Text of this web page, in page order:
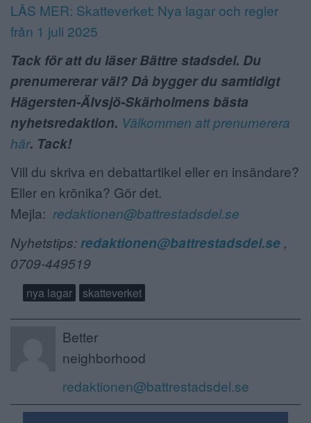
LÄS MER: Skatteverket: Nya lagar och regler
från 1 juli 2025
Tack för att du läser Bättre stadsdel. Du
prenumererar väl? Då bygger du samtidigt
Hägersten-Älvsjö-Skärholmens bästa
nyhetsredaktion. Välkommen att prenumerera
här. Tack!
Vill du skriva en debattartikel eller en insändare?
Eller en krönika? Gör det.
Mejla: redaktionen@battrestadsdel.se
Nyhetstips:redaktionen@battrestadsdel.se ,
0709-449519
nya lagar skatteverket
Better
neighborhood
redaktionen@battrestadsdel.se